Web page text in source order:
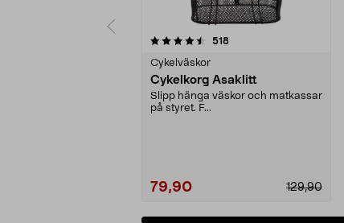
518recensioner
Cykelväskor
Cykelkorg Asaklitt
Slipp hänga väskor och matkassar
på styret. F...
79,90 129,90
4.0 av 5 stjärnor